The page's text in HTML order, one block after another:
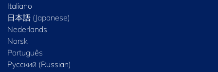
Italiano
日本語 (Japanese)
Nederlands
Norsk
Português
Русский (Russian)